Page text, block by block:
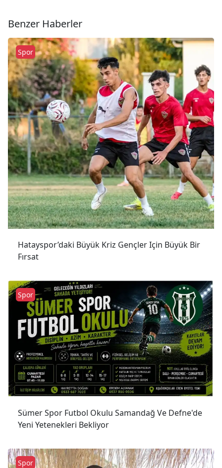
Benzer Haberler
Hatayspor’daki Büyük Kriz Gençler Için Büyük Bir
Fırsat
Spor
Sümer Spor Futbol Okulu Samandağ Ve Defne'de
Yeni Yetenekleri Bekliyor
Spor
Spor